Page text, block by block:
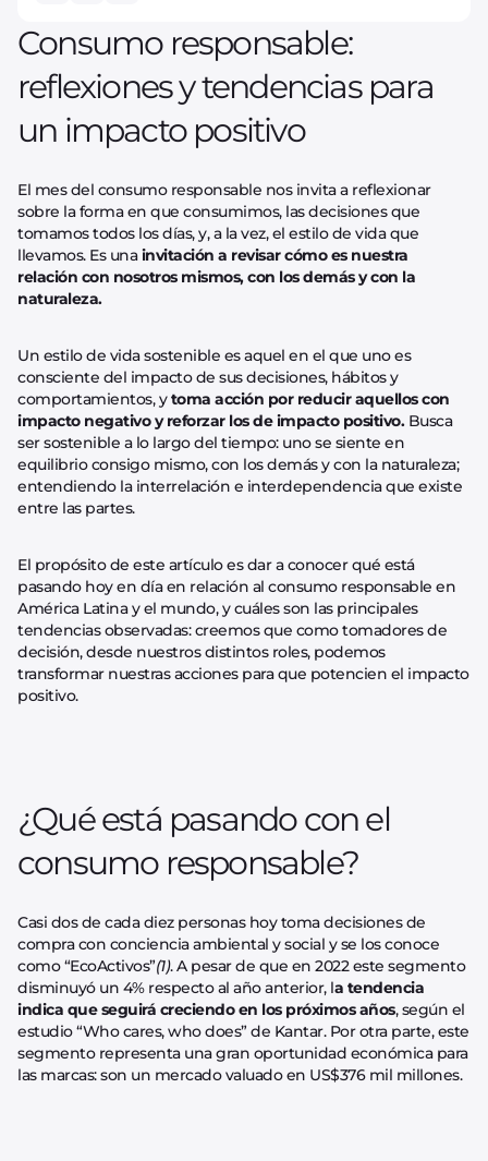
Consumo responsable:
reflexiones y tendencias para
un impacto positivo
El mes del consumo responsable nos invita a reflexionar
sobre la forma en que consumimos, las decisiones que
tomamos todos los días, y, a la vez, el estilo de vida que
llevamos. Es unainvitación a revisar cómo es nuestra
relación con nosotros mismos, con los demás y con la
naturaleza.
Un estilo de vida sostenible es aquel en el que uno es
consciente del impacto de sus decisiones, hábitos y
comportamientos, ytoma acción por reducir aquellos con
impacto negativo y reforzar los de impacto positivo.Busca
ser sostenible a lo largo del tiempo: uno se siente en
equilibrio consigo mismo, con los demás y con la naturaleza;
entendiendo la interrelación e interdependencia que existe
entre las partes.
El propósito de este artículo es dar a conocer qué está
pasando hoy en día en relación al consumo responsable en
América Latina y el mundo, y cuáles son las principales
tendencias observadas: creemos que como tomadores de
decisión, desde nuestros distintos roles, podemos
transformar nuestras acciones para que potencien el impacto
positivo.
¿Qué está pasando con el
consumo responsable?
Casi dos de cada diez personas hoy toma decisiones de
compra con conciencia ambiental y social y se los conoce
como “EcoActivos”(1). A pesar de que en 2022 este segmento
disminuyó un 4% respecto al año anterior, la tendencia
indica que seguirá creciendo en los próximos años, según el
estudio “Who cares, who does” de Kantar. Por otra parte, este
segmento representa una gran oportunidad económica para
las marcas: son un mercado valuado en US$376 mil millones.